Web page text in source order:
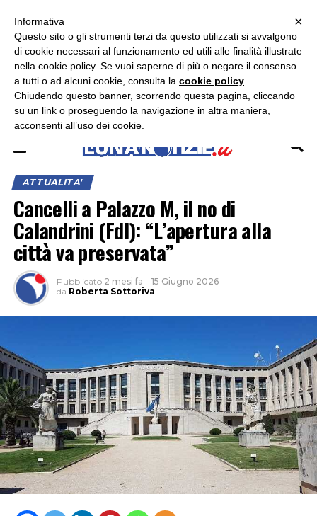
ASCOLTA RADIO LUNA
ATTUALITA'
Cancelli a Palazzo M, il no di
Calandrini (FdI): “L’apertura alla
città va preservata”
Pubblicato 2 mesi fa – 15 Giugno 2026
da Roberta Sottoriva
×
×
Informativa
Questo sito o gli strumenti terzi da questo utilizzati si avvalgono
di cookie necessari al funzionamento ed utili alle finalità illustrate
nella cookie policy. Se vuoi saperne di più o negare il consenso
a tutti o ad alcuni cookie, consulta la cookie policy
Chiudendo questo banner, scorrendo questa pagina, cliccando
su un link o proseguendo la navigazione in altra maniera,
acconsenti all’uso dei cookie.